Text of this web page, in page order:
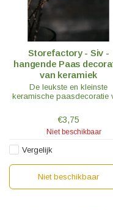
Storefactory - Siv -
hangende Paas
van keramiek
De leukste en kleinste
keramische paasdecoratie
€3,75
Niet beschikbaar
Vergelijk
Niet beschikbaar